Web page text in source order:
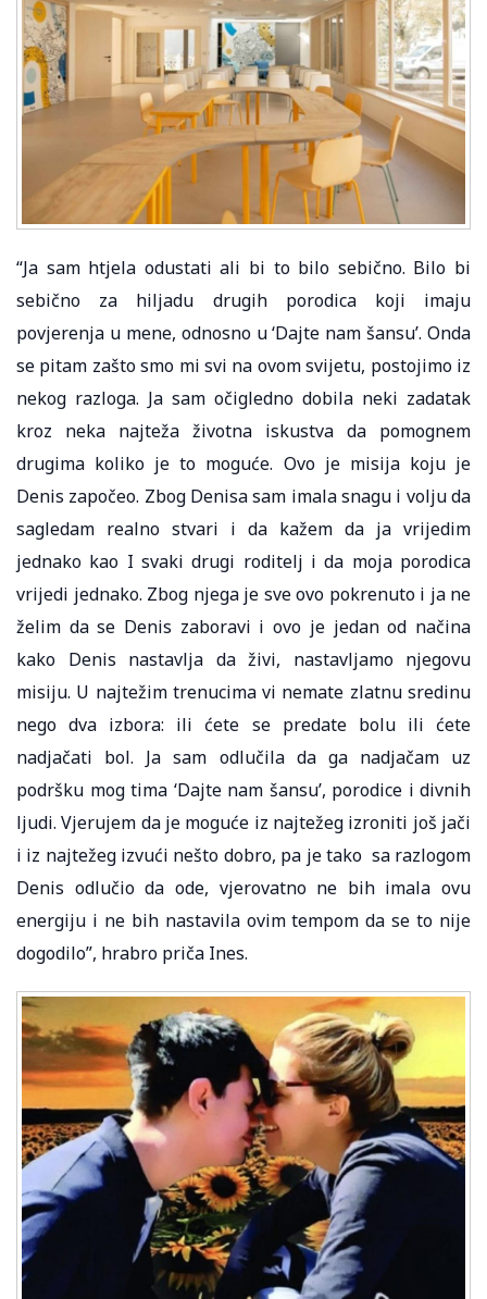
“Ja sam htjela odustati ali bi to bilo sebično. Bilo bi
sebično za hiljadu drugih porodica koji imaju
povjerenja u mene, odnosno u ‘Dajte nam šansu’. Onda
se pitam zašto smo mi svi na ovom svijetu, postojimo iz
nekog razloga. Ja sam očigledno dobila neki zadatak
kroz neka najteža životna iskustva da pomognem
drugima koliko je to moguće. Ovo je misija koju je
Denis započeo. Zbog Denisa sam imala snagu i volju da
sagledam realno stvari i da kažem da ja vrijedim
jednako kao I svaki drugi roditelj i da moja porodica
vrijedi jednako. Zbog njega je sve ovo pokrenuto i ja ne
želim da se Denis zaboravi i ovo je jedan od načina
kako Denis nastavlja da živi, nastavljamo njegovu
misiju. U najtežim trenucima vi nemate zlatnu sredinu
nego dva izbora: ili ćete se predate bolu ili ćete
nadjačati bol. Ja sam odlučila da ga nadjačam uz
podršku mog tima ‘Dajte nam šansu’, porodice i divnih
ljudi. Vjerujem da je moguće iz najtežeg izroniti još jači
i iz najtežeg izvući nešto dobro, pa je tako sa razlogom
Denis odlučio da ode, vjerovatno ne bih imala ovu
energiju i ne bih nastavila ovim tempom da se to nije
dogodilo”, hrabro priča Ines.